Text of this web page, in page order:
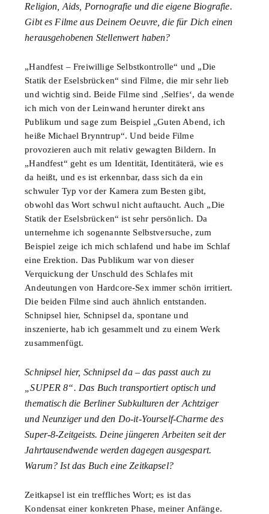
Religion, Aids, Pornografie und die eigene Biografie.
Gibt es Filme aus Deinem Oeuvre, die für Dich einen
herausgehobenen Stellenwert haben?
„Handfest – Freiwillige Selbstkontrolle“ und „Die
Statik der Eselsbrücken“ sind Filme, die mir sehr lieb
und wichtig sind. Beide Filme sind ‚Selfies‘, da wende
ich mich von der Leinwand herunter direkt ans
Publikum und sage zum Beispiel „Guten Abend, ich
heiße Michael Brynntrup“. Und beide Filme
provozieren auch mit relativ gewagten Bildern. In
„Handfest“ geht es um Identität, Identitäterä, wie es
da heißt, und es ist erkennbar, dass sich da ein
schwuler Typ vor der Kamera zum Besten gibt,
obwohl das Wort schwul nicht auftaucht. Auch „Die
Statik der Eselsbrücken“ ist sehr persönlich. Da
unternehme ich sogenannte Selbstversuche, zum
Beispiel zeige ich mich schlafend und habe im Schlaf
eine Erektion. Das Publikum war von dieser
Verquickung der Unschuld des Schlafes mit
Andeutungen von Hardcore-Sex immer schön irritiert.
Die beiden Filme sind auch ähnlich entstanden.
Schnipsel hier, Schnipsel da, spontane und
inszenierte, hab ich gesammelt und zu einem Werk
zusammenfügt.
Schnipsel hier, Schnipsel da – das passt auch zu
„SUPER 8“. Das Buch transportiert optisch und
thematisch die Berliner Subkulturen der Achtziger
und Neunziger und den Do-it-Yourself-Charme des
Super-8-Zeitgeists. Deine jüngeren Arbeiten seit der
Jahrtausendwende werden dagegen ausgespart.
Warum? Ist das Buch eine Zeitkapsel?
Zeitkapsel ist ein treffliches Wort; es ist das
Kondensat einer konkreten Phase, meiner Anfänge.